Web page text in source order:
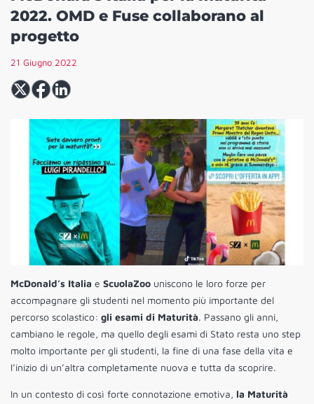
2022. OMD e Fuse collaborano al
progetto
21 Giugno 2022
McDonald’s Italia e ScuolaZoo uniscono le loro forze per
accompagnare gli studenti nel momento più importante del
percorso scolastico: gli esami di Maturità. Passano gli anni,
cambiano le regole, ma quello degli esami di Stato resta uno step
molto importante per gli studenti, la fine di una fase della vita e
l’inizio di un’altra completamente nuova e tutta da scoprire.
In un contesto di così forte connotazione emotiva, la Maturità